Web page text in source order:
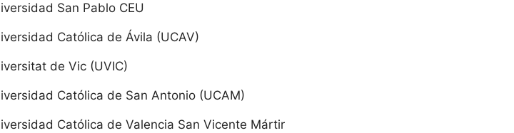
Pelayo UIMP
San Pablo CEU
Católica de Ávila (UCAV)
de Vic (UVIC)
Católica de San Antonio (UCAM)
Católica de Valencia San Vicente Mártir